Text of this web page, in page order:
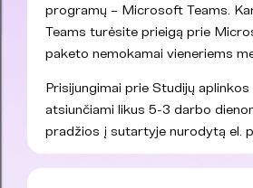
programų – Microsoft Teams.
Teams turėsite prieigą prie
paketo nemokamai vieneriems
Prisijungimai prie Studijų
atsiunčiami likus 5-3 darbo
pradžios į sutartyje nurodytą el.